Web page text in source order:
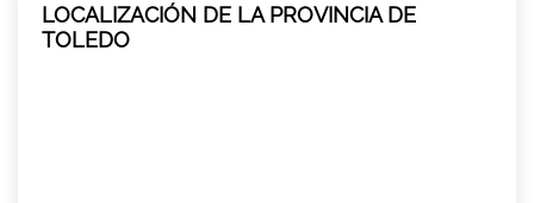
LOCALIZACIÓN DE LA PROVINCIA DE
TOLEDO